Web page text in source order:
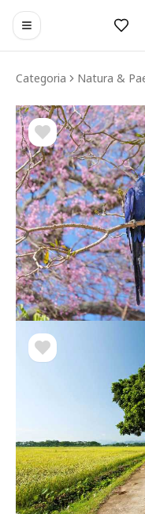
Toggle navigation
Categoria Natura &